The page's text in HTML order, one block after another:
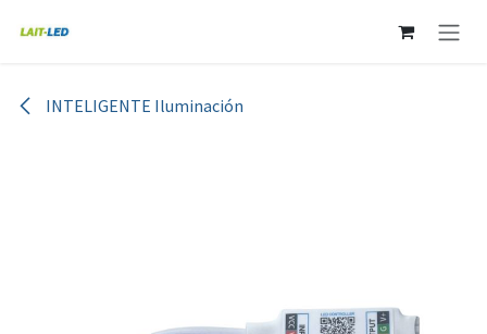
INTELIGENTE Iluminación